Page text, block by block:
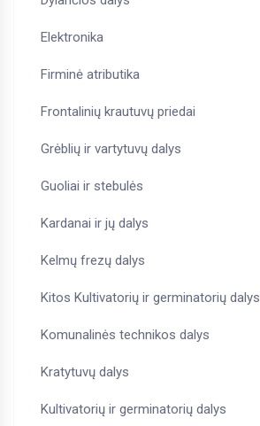
Elektronika
Firminė atributika
Frontalinių krautuvų priedai
Grėblių ir vartytuvų dalys
Guoliai ir stebulės
Kardanai ir jų dalys
Kelmų frezų dalys
Kitos Kultivatorių ir germinatorių dalys
Komunalinės technikos dalys
Kratytuvų dalys
Kultivatorių ir germinatorių dalys